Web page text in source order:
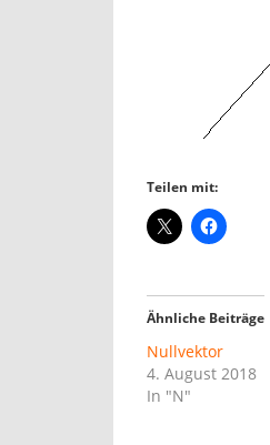
Teilen mit:
Ähnliche Beiträge
Nullvektor
4. August 2018
In "N"